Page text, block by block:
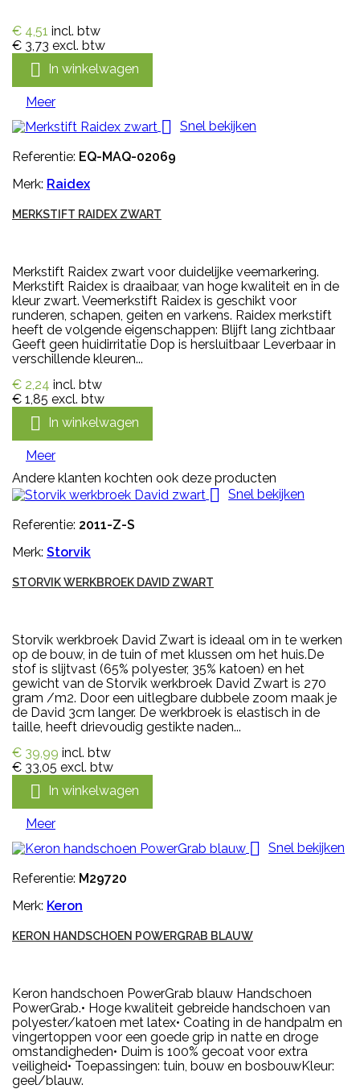
€ 4,51 incl. btw
€ 3,73 excl. btw
 In winkelwagen
Meer
 Snel bekijken
Referentie: EQ-MAQ-02069
Merk: Raidex
MERKSTIFT RAIDEX ZWART
Merkstift Raidex zwart voor duidelijke veemarkering.
Merkstift Raidex is draaibaar, van hoge kwaliteit en in de
kleur zwart. Veemerkstift Raidex is geschikt voor
runderen, schapen, geiten en varkens. Raidex merkstift
heeft de volgende eigenschappen: Blijft lang zichtbaar
Geeft geen huidirritatie Dop is hersluitbaar Leverbaar in
verschillende kleuren...
€ 2,24 incl. btw
€ 1,85 excl. btw
 In winkelwagen
Meer
Andere klanten kochten ook deze producten
 Snel bekijken
Referentie: 2011-Z-S
Merk: Storvik
STORVIK WERKBROEK DAVID ZWART
Storvik werkbroek David Zwart is ideaal om in te werken
op de bouw, in de tuin of met klussen om het huis.De
stof is slijtvast (65% polyester, 35% katoen) en het
gewicht van de Storvik werkbroek David Zwart is 270
gram /m2. Door een uitlegbare dubbele zoom maak je
de David 3cm langer. De werkbroek is elastisch in de
taille, heeft drievoudig gestikte naden...
€ 39,99 incl. btw
€ 33,05 excl. btw
 In winkelwagen
Meer
 Snel bekijken
Referentie: M29720
Merk: Keron
KERON HANDSCHOEN POWERGRAB BLAUW
Keron handschoen PowerGrab blauw Handschoen
PowerGrab.• Hoge kwaliteit gebreide handschoen van
polyester/katoen met latex• Coating in de handpalm en
vingertoppen voor een goede grip in natte en droge
omstandigheden• Duim is 100% gecoat voor extra
veiligheid• Toepassingen: tuin, bouw en bosbouwKleur:
geel/blauw.